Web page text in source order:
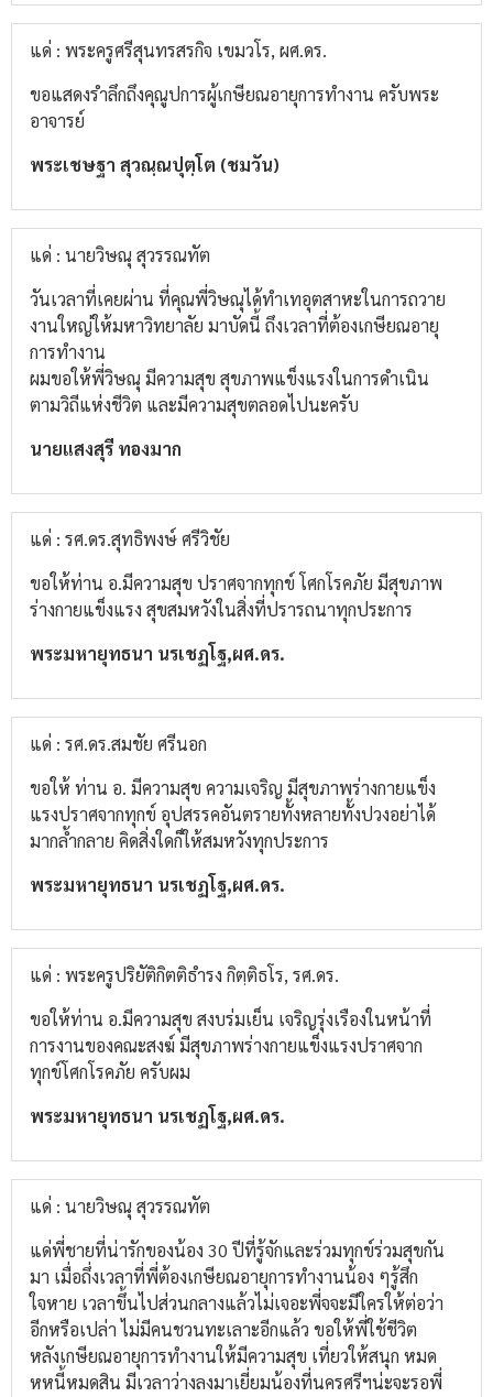
แด่ : พระครูศรีสุนทรสรกิจ เขมวโร, ผศ.ดร.
ขอแสดงรำลึกถึงคุณูปการผู้เกษียณอายุการทำงาน ครับพระ
อาจารย์
พระเชษฐา สุวณฺณปุตฺโต (ชมวัน)
แด่ : นายวิษณุ สุวรรณทัต
วันเวลาที่เคยผ่าน ที่คุณพี่วิษณุได้ทำเทอุตสาหะในการถวาย
งานใหญ่ให้มหาวิทยาลัย มาบัดนี้ ถึงเวลาที่ต้องเกษียณอายุ
การทำงาน
ผมขอให้พี่วิษณุ มีความสุข สุขภาพแข็งแรงในการดำเนิน
ตามวิถีแห่งชีวิต และมีความสุขตลอดไปนะครับ
นายแสงสุรี ทองมาก
แด่ : รศ.ดร.สุทธิพงษ์ ศรีวิชัย
ขอให้ท่าน อ.มีความสุข ปราศจากทุกข์ โศกโรคภัย มีสุขภาพ
ร่างกายแข็งแรง สุขสมหวังในสิ่งที่ปรารถนาทุกประการ
พระมหายุทธนา นรเชฏโฐ,ผศ.ดร.
แด่ : รศ.ดร.สมชัย ศรีนอก
ขอให้ ท่าน อ. มีความสุข ความเจริญ มีสุขภาพร่างกายแข็ง
แรงปราศจากทุกข์ อุปสรรคอันตรายทั้งหลายทั้งปวงอย่าได้
มากล้ำกลาย คิดสิ่งใดก็ให้สมหวังทุกประการ
พระมหายุทธนา นรเชฏโฐ,ผศ.ดร.
แด่ : พระครูปริยัติกิตติธำรง กิตฺติธโร, รศ.ดร.
ขอให้ท่าน อ.มีความสุข สงบร่มเย็น เจริญรุ่งเรืองในหน้าที่
การงานของคณะสงฆ์ มีสุขภาพร่างกายแข็งแรงปราศจาก
ทุกข์โศกโรคภัย ครับผม
พระมหายุทธนา นรเชฏโฐ,ผศ.ดร.
แด่ : นายวิษณุ สุวรรณทัต
แด่พี่ชายที่น่ารักของน้อง 30 ปีที่รู้จักและร่วมทุกข์ร่วมสุขกัน
มา เมื่อถึ่งเวลาที่พี่ต้องเกษียณอายุการทำงานน้อง ๆรู้สึก
ใจหาย เวลาขึ้นไปส่วนกลางแล้วไม่เจอะพี่จจะมีใครให้ต่อว่า
อีกหรือเปล่า ไม่มีคนชวนทะเลาะอีกแล้ว ขอให้พี่ใช้ชีวิต
หลังเกษียณอายุการทำงานให้มีความสุข เที่ยวให้สนุก หมด
หหนี้หมดสิน มีเวลาว่างลงมาเยี่ยมน้องที่นครศรีฯน่ะจะรอพี่